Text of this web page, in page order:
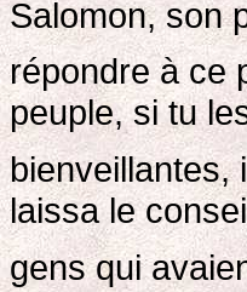
Salomon, son
répondre à ce
peuple, si tu
bienveillantes,
laissa le
gens qui